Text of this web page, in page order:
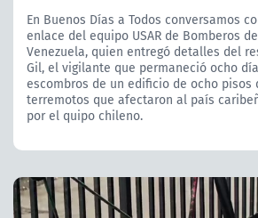
En Buenos Días a Todos conversamos
enlace del equipo USAR de Bomberos
Venezuela, quien entregó detalles del
Gil, el vigilante que permaneció ocho
escombros de un edificio de ocho pisos
terremotos que afectaron al país
por el quipo chileno.